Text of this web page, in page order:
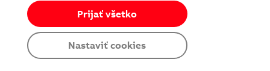
© Copyright 2026 ABB
Podmienky používania
Cookies a ochrana súkromia
Nastaviť cookies
Prijať všetko